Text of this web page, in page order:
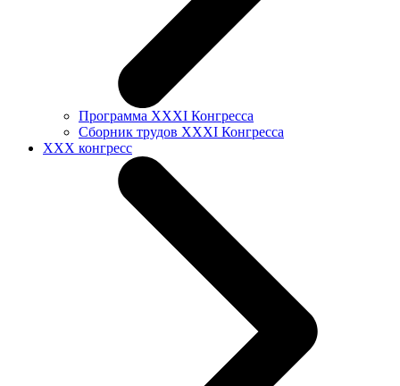
Программа XXXI Конгресса
Сборник трудов XXXI Конгресса
XXX конгресс